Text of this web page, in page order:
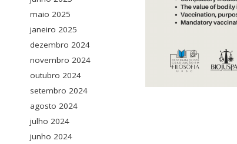
maio 2025
janeiro 2025
dezembro 2024
novembro 2024
outubro 2024
setembro 2024
agosto 2024
julho 2024
junho 2024